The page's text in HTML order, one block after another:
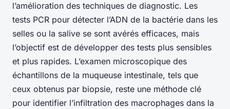
l’amélioration des techniques de diagnostic. Les
tests PCR pour détecter l’ADN de la bactérie dans les
selles ou la salive se sont avérés efficaces, mais
l’objectif est de développer des tests plus sensibles
et plus rapides. L’examen microscopique des
échantillons de la muqueuse intestinale, tels que
ceux obtenus par biopsie, reste une méthode clé
pour identifier l’infiltration des macrophages dans la